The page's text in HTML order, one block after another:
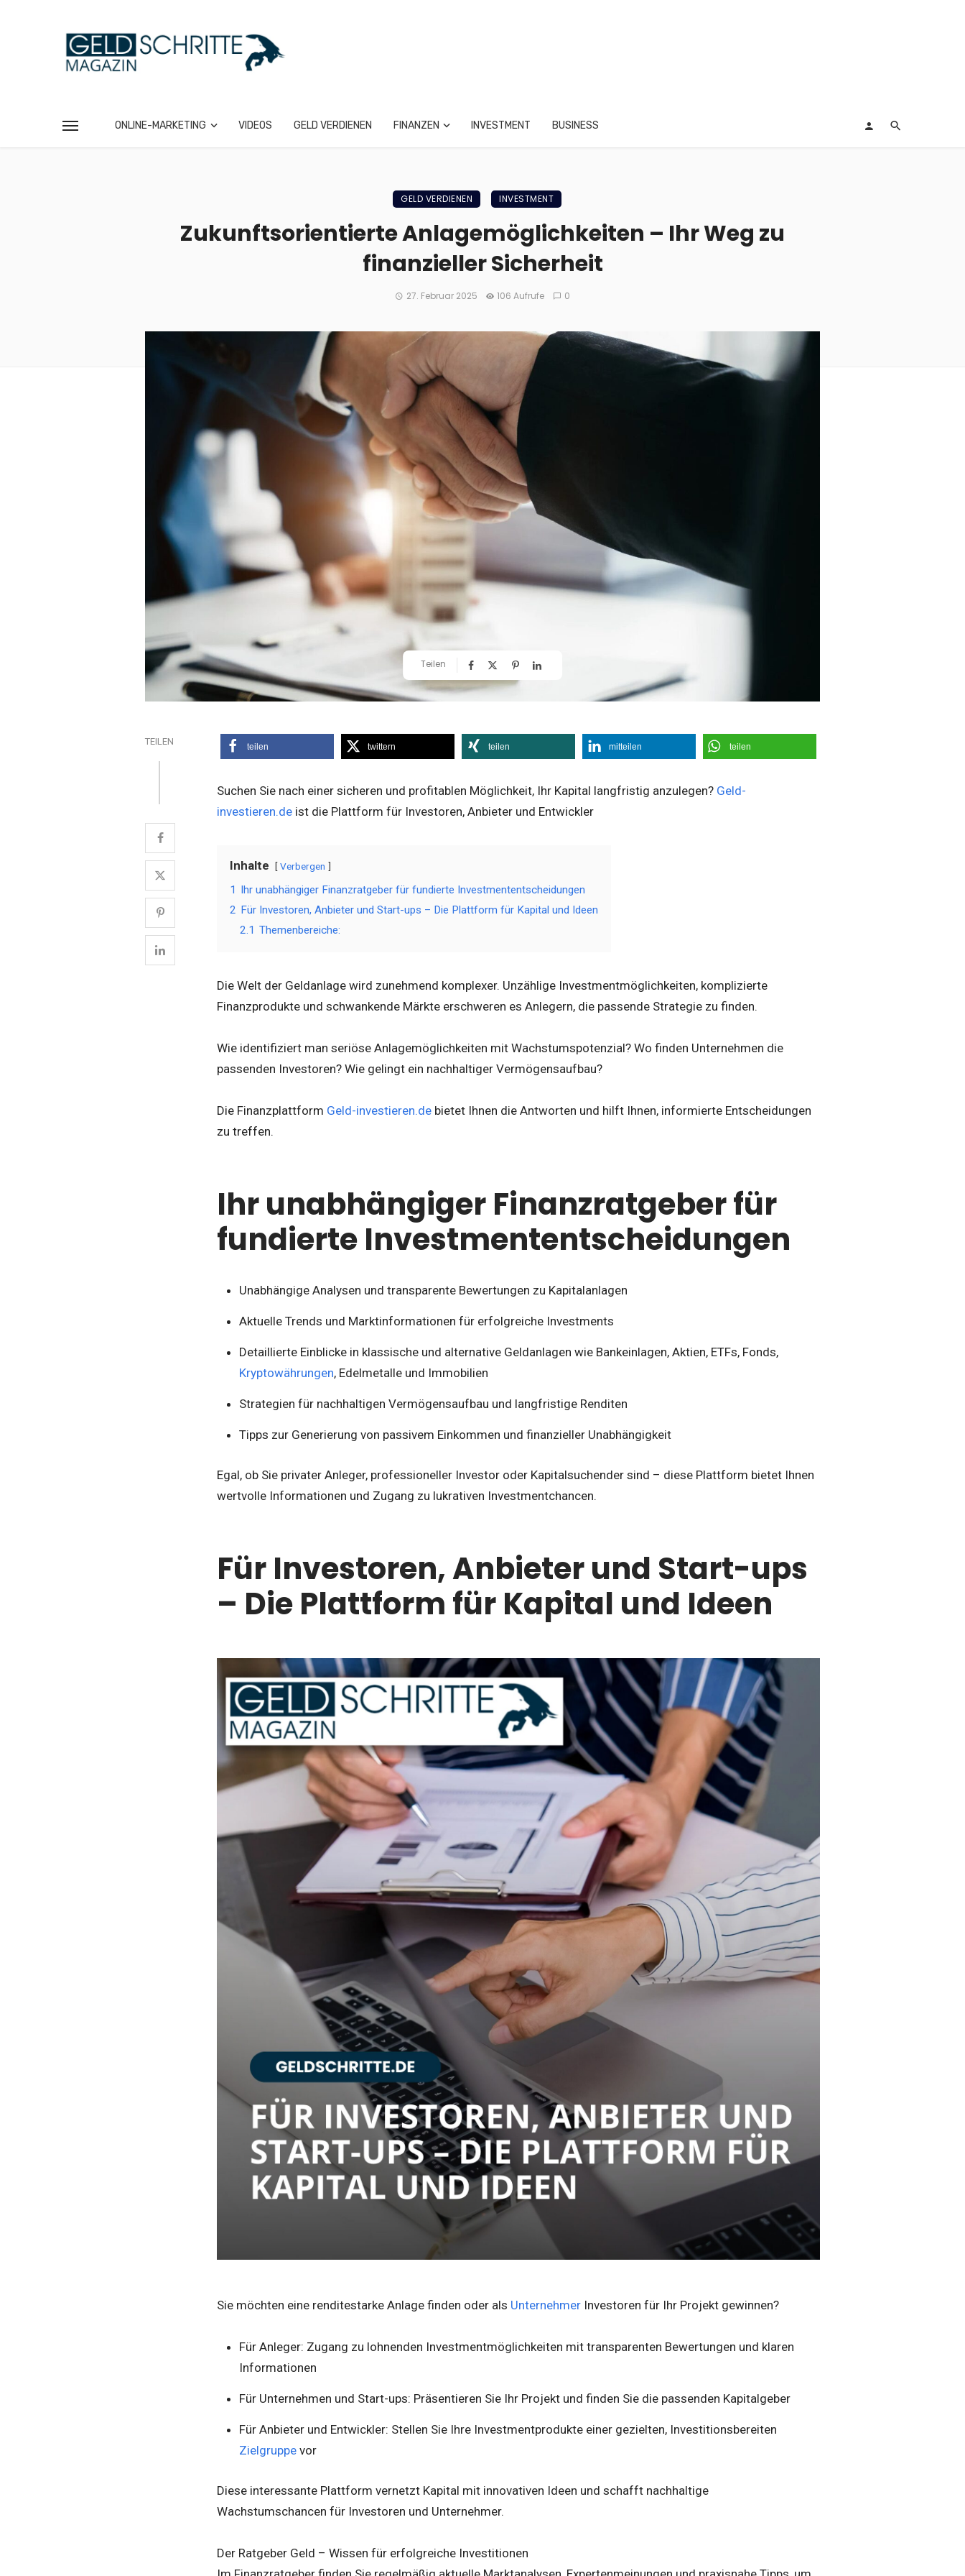
ONLINE-MARKETING VIDEOS GELD VERDIENEN FINANZEN INVESTMENT BUSINESS
GELD VERDIENEN INVESTMENT
Zukunftsorientierte Anlagemöglichkeiten – Ihr Weg zu
finanzieller Sicherheit
27. Februar 2025 106 Aufrufe 0
Teilen
TEILEN teilen twittern teilen mitteilen teilen
Suchen Sie nach einer sicheren und profitablen Möglichkeit, Ihr Kapital langfristig anzulegen? Geld-
investieren.de ist die Plattform für Investoren, Anbieter und Entwickler
Inhalte Verbergen
1
Ihr unabhängiger Finanzratgeber für fundierte Investmententscheidungen
2 Für Investoren, Anbieter und Start-ups – Die Plattform für Kapital und Ideen
2.1 Themenbereiche:
Die Welt der Geldanlage wird zunehmend komplexer. Unzählige Investmentmöglichkeiten, komplizierte
Finanzprodukte und schwankende Märkte erschweren es Anlegern, die passende Strategie zu finden.
Wie identifiziert man seriöse Anlagemöglichkeiten mit Wachstumspotenzial? Wo finden Unternehmen die
passenden Investoren? Wie gelingt ein nachhaltiger Vermögensaufbau?
Die Finanzplattform Geld-investieren.de bietet Ihnen die Antworten und hilft Ihnen, informierte Entscheidungen
zu treffen.
Ihr unabhängiger Finanzratgeber für
fundierte Investmententscheidungen
Unabhängige Analysen und transparente Bewertungen zu Kapitalanlagen
Aktuelle Trends und Marktinformationen für erfolgreiche Investments
Detaillierte Einblicke in klassische und alternative Geldanlagen wie Bankeinlagen, Aktien, ETFs, Fonds,
Kryptowährungen, Edelmetalle und Immobilien
Strategien für nachhaltigen Vermögensaufbau und langfristige Renditen
Tipps zur Generierung von passivem Einkommen und finanzieller Unabhängigkeit
Egal, ob Sie privater Anleger, professioneller Investor oder Kapitalsuchender sind – diese Plattform bietet Ihnen
wertvolle Informationen und Zugang zu lukrativen Investmentchancen.
Für Investoren, Anbieter und Start-ups
– Die Plattform für Kapital und Ideen
Sie möchten eine renditestarke Anlage finden oder als Unternehmer Investoren für Ihr Projekt gewinnen?
Für Anleger: Zugang zu lohnenden Investmentmöglichkeiten mit transparenten Bewertungen und klaren
Informationen
Für Unternehmen und Start-ups: Präsentieren Sie Ihr Projekt und finden Sie die passenden Kapitalgeber
Für Anbieter und Entwickler: Stellen Sie Ihre Investmentprodukte einer gezielten, Investitionsbereiten
Zielgruppevor
Diese interessante Plattform vernetzt Kapital mit innovativen Ideen und schafft nachhaltige
Wachstumschancen für Investoren und Unternehmer.
Der Ratgeber Geld – Wissen für erfolgreiche Investitionen